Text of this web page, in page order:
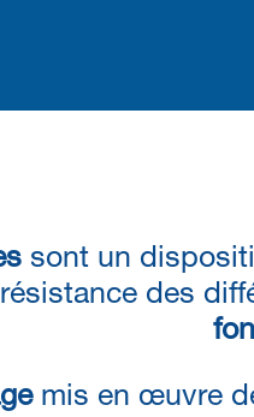
sont un
des
mis en œuvre